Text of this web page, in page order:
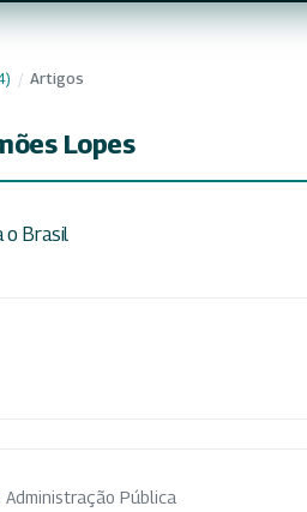
/ Artigos
Lopes
o Brasil
Administração Pública